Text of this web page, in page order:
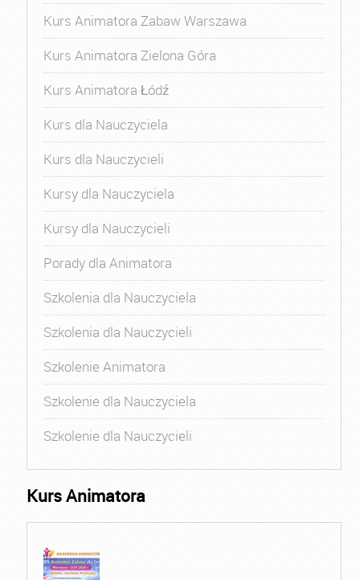
Kurs Animatora Zabaw Warszawa
Kurs Animatora Zielona Góra
Kurs Animatora Łódź
Kurs dla Nauczyciela
Kurs dla Nauczycieli
Kursy dla Nauczyciela
Kursy dla Nauczycieli
Porady dla Animatora
Szkolenia dla Nauczyciela
Szkolenia dla Nauczycieli
Szkolenie Animatora
Szkolenie dla Nauczyciela
Szkolenie dla Nauczycieli
Kurs Animatora